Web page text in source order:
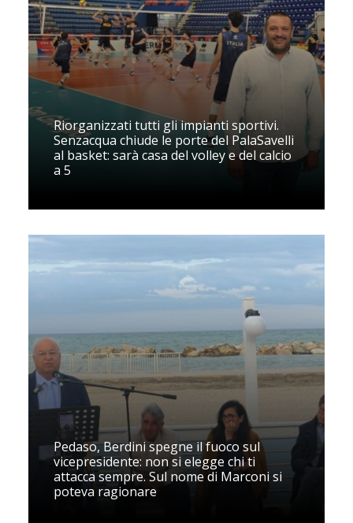
Riorganizzati tutti gli impianti sportivi.
Senzacqua chiude le porte del PalaSavelli
al basket: sarà casa del volley e del calcio
a 5
Pedaso, Berdini spegne il fuoco sul
vicepresidente: non si elegge chi ti
attacca sempre. Sul nome di Marconi si
poteva ragionare